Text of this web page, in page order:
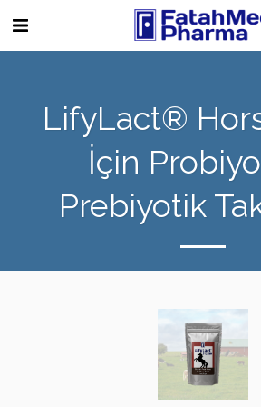
LifyLact®
İçin
Prebiyotik